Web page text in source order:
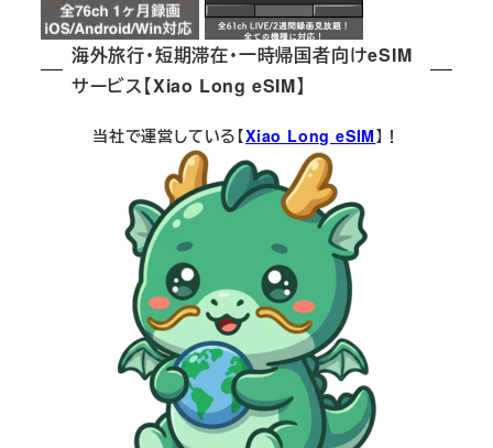
海外旅行・短期滞在・一時帰国者向けeSIM
サービス【Xiao Long eSIM】
当社で運営している【Xiao Long eSIM】！